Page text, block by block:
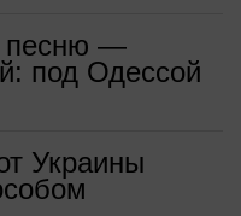
песню —
под Одессой
Украины